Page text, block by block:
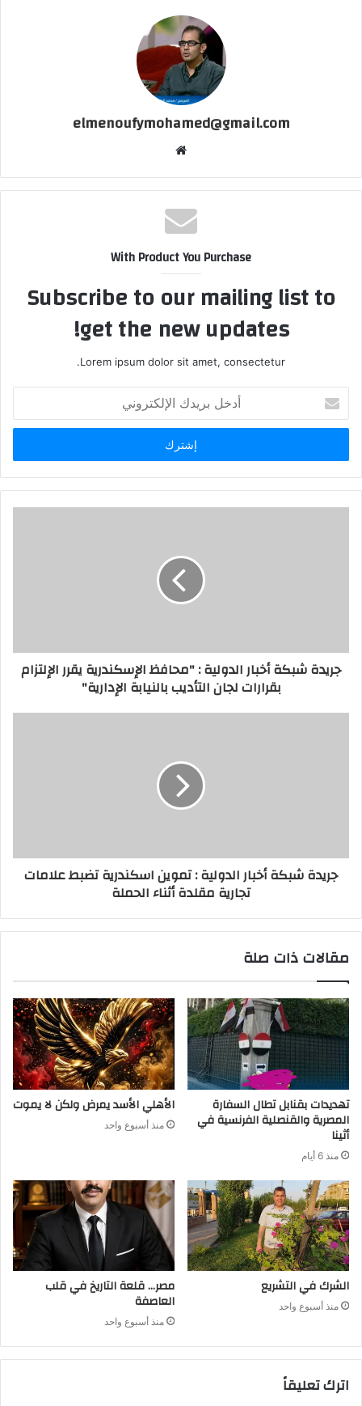
elmenoufymohamed@gmail.com
With Product You Purchase
Subscribe to our mailing list to
get the new updates!
Lorem ipsum dolor sit amet, consectetur.
بريدك
الإلكتروني
جريدة شبكة أخبار الدولية : "محافظ الإسكندرية يقرر الإلتزام
بقرارات لجان التأديب بالنيابة الإدارية"
جريدة شبكة أخبار الدولية : تموين اسكندرية تضبط علامات
تجارية مقلدة أثناء الحملة
مقالات ذات صلة
تهديدات بقنابل تطال السفارة
المصرية والقنصلية الفرنسية في
أثينا
منذ 6 أيام
الأهلي الأسد يمرض ولكن لا يموت
منذ أسبوع واحد
الشرك في التشريع
منذ أسبوع واحد
مصر… قلعة التاريخ في قلب
العاصفة
منذ أسبوع واحد
اترك تعليقاً